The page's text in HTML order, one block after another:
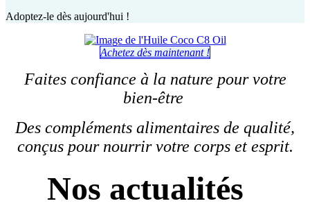
Adoptez-le dès aujourd'hui !
Achetez dès maintenant !
Faites confiance à la nature pour votre
bien-être
Des compléments alimentaires de qualité,
conçus pour nourrir votre corps et esprit.
Nos actualités